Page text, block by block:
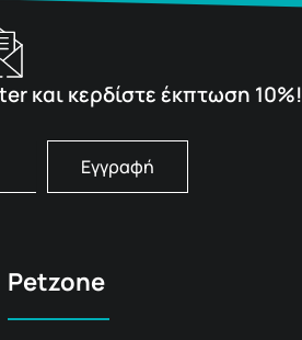
και κερδίστε έκπτωση 10%!
Εγγραφή
Petzone